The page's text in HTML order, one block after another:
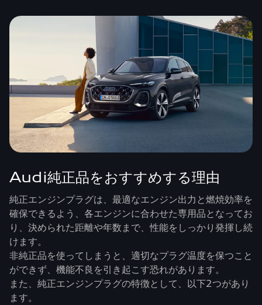
Audi純正品をおすすめする理由
純正エンジンプラグは、最適なエンジン出力と燃焼効率を
確保できるよう、各エンジンに合わせた専用品となってお
り、決められた距離や年数まで、性能をしっかり発揮し続
けます。
非純正品を使ってしまうと、適切なプラグ温度を保つこと
ができず、機能不良を引き起こす恐れがあります。
また、純正エンジンプラグの特徴として、以下2つがあり
ます。